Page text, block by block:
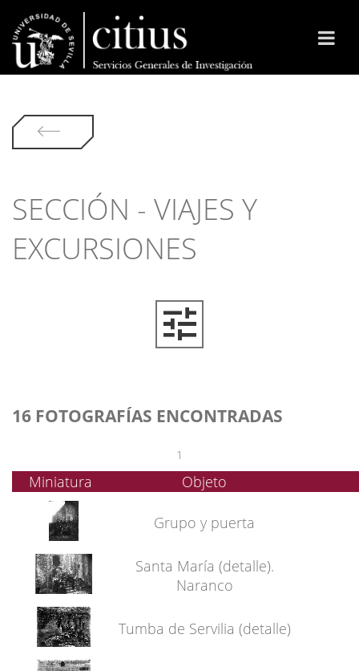
SECCIÓN - VIAJES Y
EXCURSIONES
16 FOTOGRAFÍAS ENCONTRADAS
1
Miniatura Objeto
Grupo y puerta
Santa María (detalle).
Naranco
Tumba de Servilia (detalle)